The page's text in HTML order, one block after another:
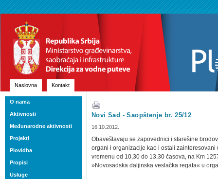
Naslovna Kontakt
Novi Sad - Saopštenje br. 25/12
16.10.2012.
Obaveštavaju se zapovednici i starešine
organi i organizacije kao i ostali
vremenu od 10,30 do 13,30 časova, na Km
»Novosadska daljinska veslačka regata« u
O nama
Aktivnosti
Međunarodne aktivnosti
Projekti
Plovidba
Propisi
Usluge